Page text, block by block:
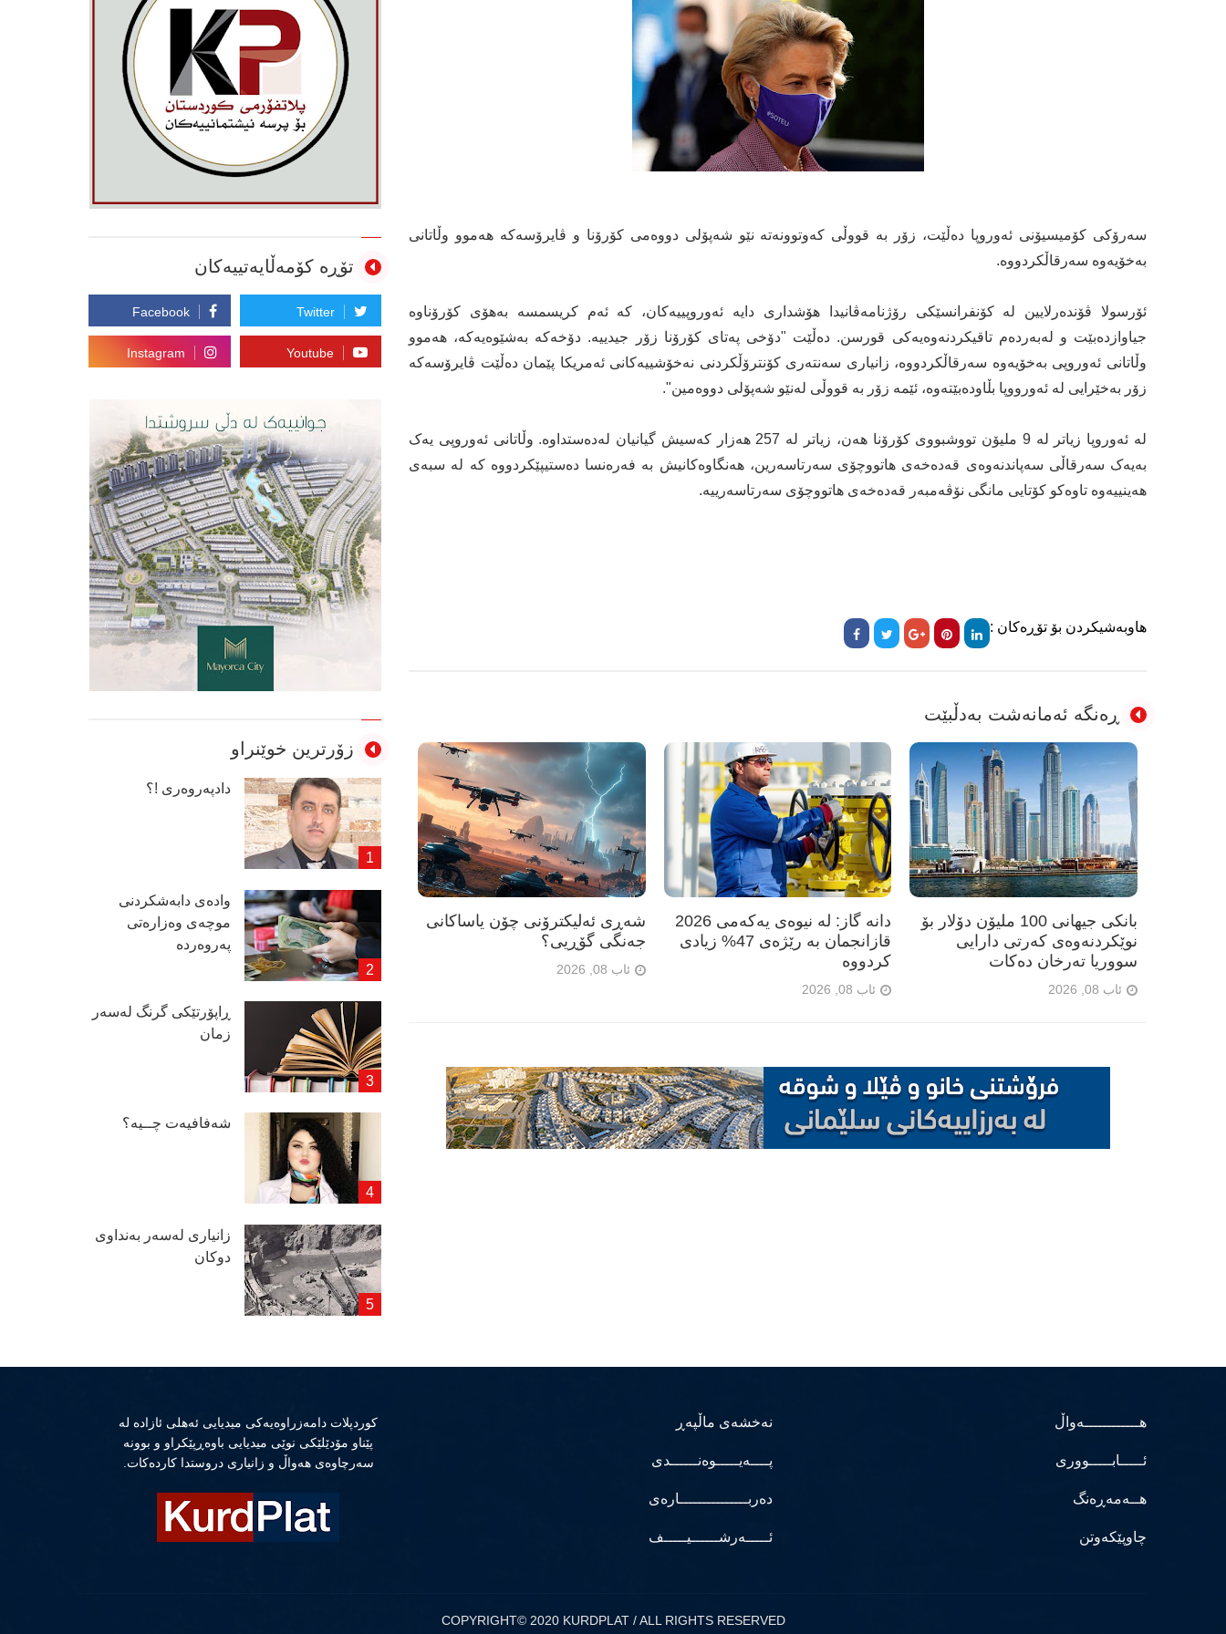
سەرۆکی کۆمیسیۆنی ئەوروپا دەڵێت، زۆر بە قووڵی کەوتوونەتە نێو شەپۆلی دووەمی کۆرۆنا و ڤایرۆسەکە هەموو وڵاتانی
بەخۆیەوە سەرقاڵکردووە.
ئۆرسولا ڤۆندەرلایین لە کۆنفرانسێکی رۆژنامەڤانیدا هۆشداری دایە ئەوروپییەکان، کە ئەم کریسمسە بەهۆی کۆرۆناوە
جیاوازدەبێت و لەبەردەم تاقیکردنەوەیەکی قورسن. دەڵێت "دۆخی پەتای کۆرۆنا زۆر جیدییە. دۆخەکە بەشێوەیەکە، هەموو
وڵاتانی ئەوروپی بەخۆیەوە سەرقاڵکردووە، زانیاری سەنتەری کۆنترۆڵکردنی نەخۆشییەکانی ئەمریکا پێمان دەڵێت ڤایرۆسەکە
زۆر بەخێرایی لە ئەورووپا بڵاودەبێتەوە، ئێمە زۆر بە قووڵی لەنێو شەپۆلی دووەمین".
لە ئەوروپا زیاتر لە 9 ملیۆن تووشبووی کۆرۆنا هەن، زیاتر لە 257 هەزار کەسیش گیانیان لەدەستداوە. وڵاتانی ئەوروپی یەک
بەیەک سەرقاڵی سەپاندنەوەی قەدەخەی هاتووچۆی سەرتاسەرین، هەنگاوەکانیش بە فەرەنسا دەستیپێکردووە کە لە سبەی
هەینییەوە تاوەکو کۆتایی مانگی نۆڤەمبەر قەدەخەی هاتووچۆی سەرتاسەرییە.
هاوبەشیکردن بۆ تۆڕەکان :
ڕەنگە ئەمانەشت بەدڵبێت
شەڕی ئەلیکترۆنی چۆن یاساکانی
جەنگی گۆڕیی؟
ئاب 08, 2026
دانە گاز: لە نیوەی یەکەمی 2026
قازانجمان بە رێژەی 47% زیادی
کردووە
ئاب 08, 2026
بانکی جیهانی 100 ملیۆن دۆلار بۆ
نوێکردنەوەی کەرتی دارایی
سووریا تەرخان دەکات
ئاب 08, 2026
تۆڕە کۆمەڵایەتییەکان
زۆرترین خوێنراو
دادپەروەری !؟
وادەی دابەشكردنی
موچەی وەزارەتی
پەروەردە
ڕاپۆرتێكی گرنگ لەسەر
زمان
شەفافیەت چــیە؟
زانیاری لەسەر بەنداوی
دوكان
هــــــــــــەواڵ
ئـــــابـــــووری
هــەمەڕەنگ
چاوپێکەوتن
نەخشەی ماڵپەڕ
پــــەیـــــوەنــــــدی
دەربـــــــــــــــارەی
ئـــــەرشــــــیـــــف
كوردپلات دامەزراوەیەكی میدیایی ئەهلی ئازادە لە
پێناو مۆدێلێكی نوێی میدیایی باوەڕپێكراو و بوونە
سەرچاوەی هەواڵ و زانیاری دروستدا كاردەكات.
COPYRIGHT© 2020 KURDPLAT / ALL RIGHTS RESERVED